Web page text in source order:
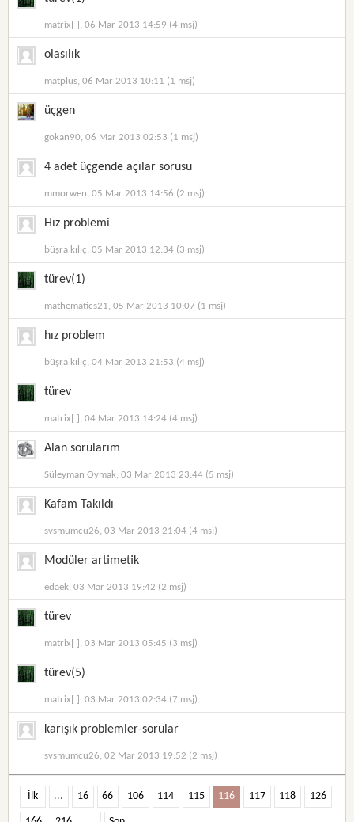
matrix[ ], 06 Mar 2013 14:59 (4 msj)
olasılık
matplus, 06 Mar 2013 10:11 (1 msj)
üçgen
gokan90, 06 Mar 2013 02:53 (1 msj)
4 adet üçgende açılar sorusu
mmorwen, 05 Mar 2013 14:56 (2 msj)
Hız problemi
büşra kılıç, 05 Mar 2013 12:34 (3 msj)
türev(1)
mathematics21, 05 Mar 2013 10:07 (1 msj)
hız problem
büşra kılıç, 04 Mar 2013 21:53 (4 msj)
türev
matrix[ ], 04 Mar 2013 14:24 (4 msj)
Alan sorularım
Süleyman Oymak, 03 Mar 2013 23:44 (5 msj)
Kafam Takıldı
svsmumcu26, 03 Mar 2013 21:04 (4 msj)
Modüler artimetik
edaek, 03 Mar 2013 19:42 (2 msj)
türev
matrix[ ], 03 Mar 2013 05:45 (3 msj)
türev(5)
matrix[ ], 03 Mar 2013 02:34 (7 msj)
karışık problemler-sorular
svsmumcu26, 02 Mar 2013 19:52 (2 msj)
İlk ... 16 66 106 114 115 116 117 118 126